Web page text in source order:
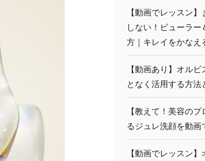
【動画でレッスン
しない！ビューラ
方｜キレイをかなえ
【動画あり】オル
となく活用する方法
【教えて！美容の
るジュレ洗顔を動画
【動画でレッスン